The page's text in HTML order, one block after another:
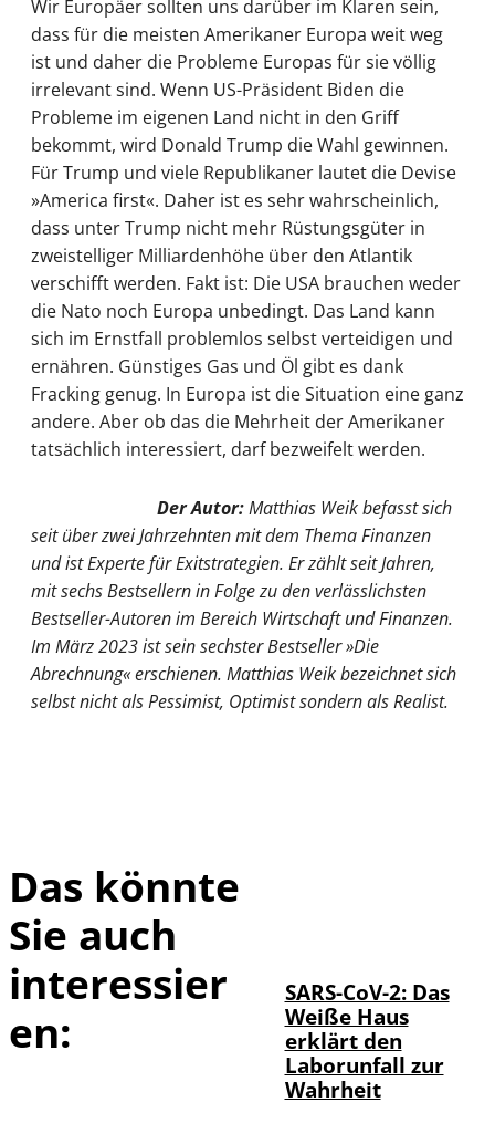
Wir Europäer sollten uns darüber im Klaren sein,
dass für die meisten Amerikaner Europa weit weg
ist und daher die Probleme Europas für sie völlig
irrelevant sind. Wenn US-Präsident Biden die
Probleme im eigenen Land nicht in den Griff
bekommt, wird Donald Trump die Wahl gewinnen.
Für Trump und viele Republikaner lautet die Devise
»America first«. Daher ist es sehr wahrscheinlich,
dass unter Trump nicht mehr Rüstungsgüter in
zweistelliger Milliardenhöhe über den Atlantik
verschifft werden. Fakt ist: Die USA brauchen weder
die Nato noch Europa unbedingt. Das Land kann
sich im Ernstfall problemlos selbst verteidigen und
ernähren. Günstiges Gas und Öl gibt es dank
Fracking genug. In Europa ist die Situation eine ganz
andere. Aber ob das die Mehrheit der Amerikaner
tatsächlich interessiert, darf bezweifelt werden.
Der Autor:Matthias Weik befasst sich
seit über zwei Jahrzehnten mit dem Thema Finanzen
und ist Experte für Exitstrategien. Er zählt seit Jahren,
mit sechs Bestsellern in Folge zu den verlässlichsten
Bestseller-Autoren im Bereich Wirtschaft und Finanzen.
Im März 2023 ist sein sechster Bestseller »Die
Abrechnung« erschienen. Matthias Weik bezeichnet sich
selbst nicht als Pessimist, Optimist sondern als Realist.
Das könnte
Sie auch
interessier
en:
SARS-CoV-2: Das
Weiße Haus
erklärt den
Laborunfall zur
Wahrheit